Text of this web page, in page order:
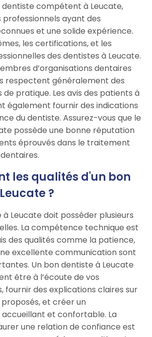
dentiste compétent à Leucate,
ayant des
et une solide expérience.
les certifications, et les
des dentistes à Leucate.
d’organisations dentaires
respectent généralement des
de pratique. Les avis des patients à
également fournir des indications
du dentiste. Assurez-vous que le
possède une bonne réputation
éprouvés dans le traitement
les qualités d'un bon
?
Leucate doit posséder plusieurs
La compétence technique est
des qualités comme la patience,
excellente communication sont
Un bon dentiste à Leucate
être à l’écoute de vos
fournir des explications claires sur
et créer un
et confortable. La
une relation de confiance est